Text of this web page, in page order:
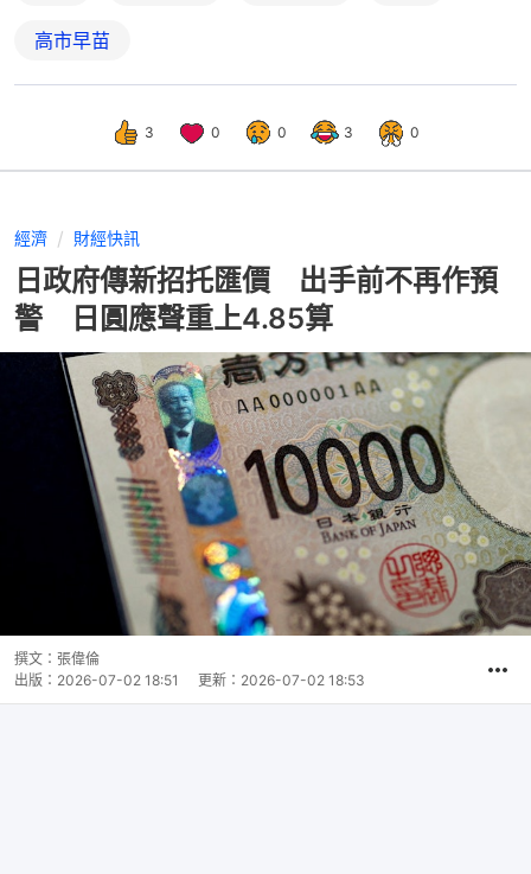
高市早苗
3 0 0 3 0
經濟 財經快訊
日政府傳新招托匯價 出手前不再作預
警 日圓應聲重上4.85算
撰文： 張偉倫
出版： 2026-07-02 18:51 更新： 2026-07-02 18:53